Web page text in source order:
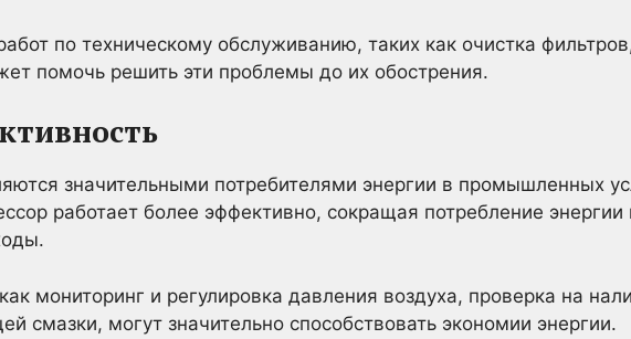
по техническому обслуживанию, таких как очистка
помочь решить эти проблемы до их обострения.
значительными потребителями энергии в промышленных
работает более эффективно, сокращая потребление энергии
мониторинг и регулировка давления воздуха, проверка на
смазки, могут значительно способствовать экономии энергии.